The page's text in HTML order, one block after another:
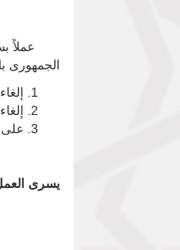
الجمهورى بالرقم (665) لسنة
إلغاء منشوري
على
يسرى